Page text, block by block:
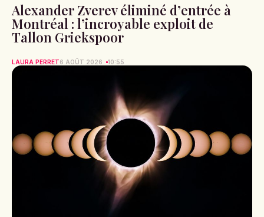
Alexander Zverev éliminé d’entrée à
Montréal : l’incroyable exploit de
Tallon Griekspoor
LAURA PERRET6 AOÛT 2026 10:55